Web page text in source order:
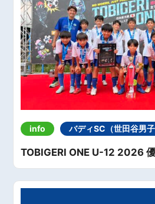
info バディSC（世田谷男子
TOBIGERI ONE U-12 2026